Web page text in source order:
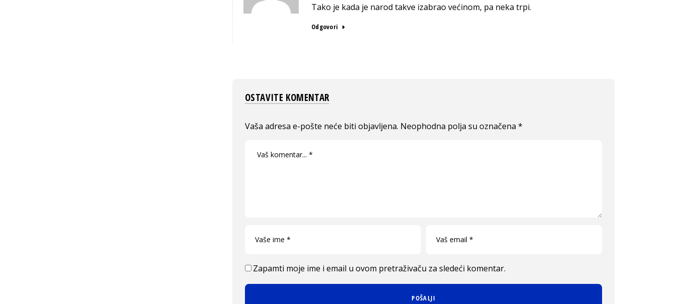
Tako je kada je narod takve izabrao većinom, pa neka trpi.
Odgovori
OSTAVITE KOMENTAR
Vaša adresa e-pošte neće biti objavljena. Neophodna polja su označena *
Zapamti moje ime i email u ovom pretraživaču za sledeći komentar.